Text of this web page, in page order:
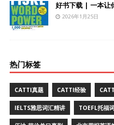
好书下载 | 一本让
2026年1月25日
热门标签
CATTI真题 CATTI经验
IELTS雅思词汇精讲 TOEFL托福